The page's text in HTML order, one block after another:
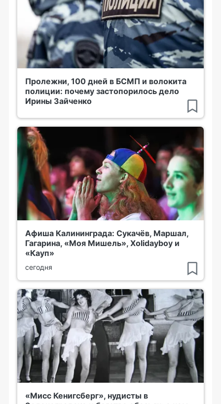
Пролежни, 100 дней в БСМП и волокита
полиции: почему застопорилось дело
Ирины Зайченко
Афиша Калининграда: Сукачёв, Маршал,
Гагарина, «Моя Мишель», Xolidayboy и
«Кауп»
сегодня
«Мисс Кенигсберг», нудисты в